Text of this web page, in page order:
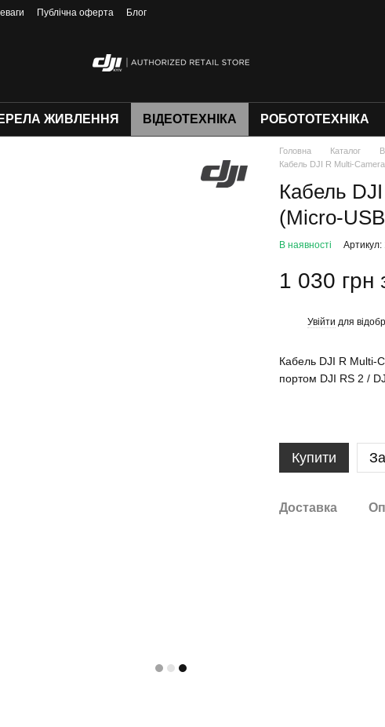
Публічна оферта Блог
ЖИВЛЕННЯ ВІДЕОТЕХНІКА РОБОТОТЕХНІКА
Головна Каталог
Кабель DJI R Multi-
Кабель
(Micro-
В наявності Артикул:
1 030 грн
Увійти для
Кабель DJI R Multi-
портом DJI RS 2 /
Купити
Доставка